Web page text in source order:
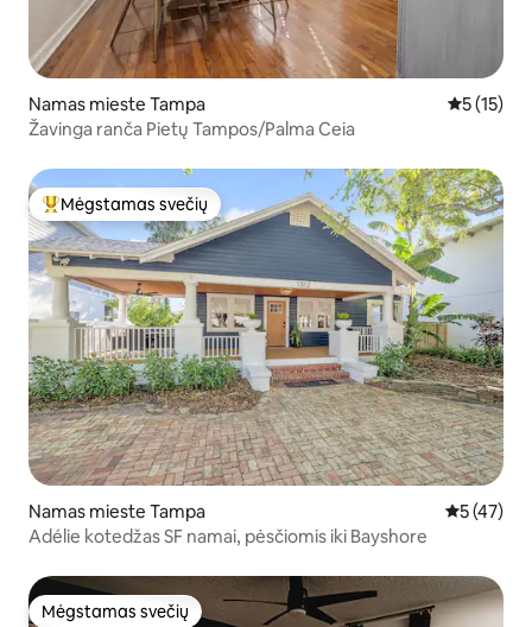
Namas mieste Tampa Vidutinis
5 (15)
Žavinga ranča Pietų Tampos/Palma Ceia
Svečių mėgstamiausias
Mėgstamas svečių
Namas mieste Tampa Vidutinis
5 (47)
Adélie kotedžas SF namai, pėsčiomis iki Bayshore
Mėgstamas svečių
Mėgstamas svečių